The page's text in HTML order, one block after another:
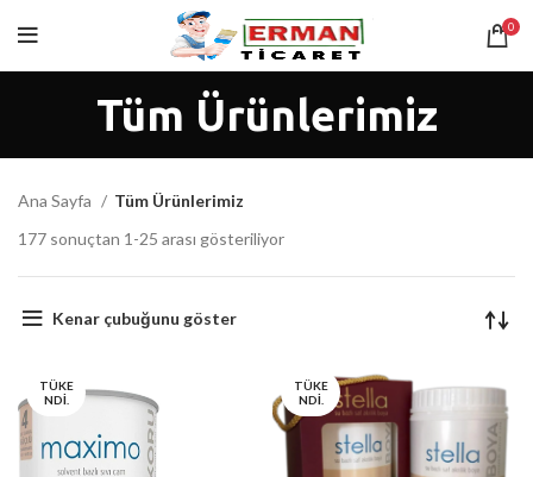
0
Tüm Ürünlerimiz
Ana Sayfa
Tüm Ürünlerimiz
177 sonuçtan 1-25 arası gösteriliyor
Kenar çubuğunu göster
TÜKE
NDI.
TÜKE
NDI.